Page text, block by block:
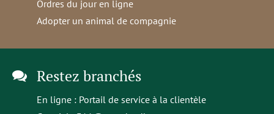
Ordres du jour en ligne
Adopter un animal de compagnie
Restez branchés
En ligne : Portail de service à la clientèle